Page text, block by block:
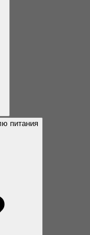
питания